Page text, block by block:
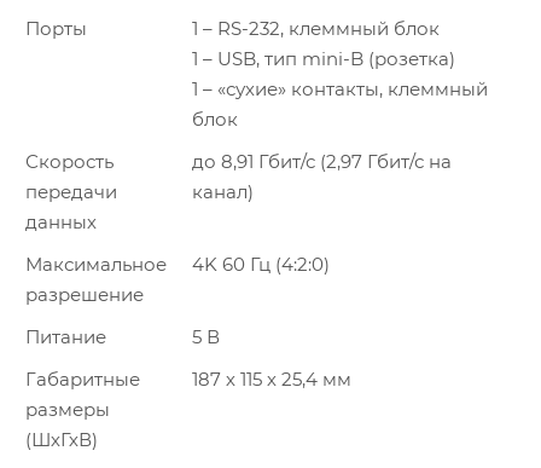
Порты
1 – RS-232, клеммный блок
1 – USB, тип mini-B (розетка)
1 – «сухие» контакты, клеммный
блок
Скорость
передачи
данных
до 8,91 Гбит/с (2,97 Гбит/с на
канал)
Максимальное
разрешение
4K 60 Гц (4:2:0)
Питание
5 В
Габаритные
размеры
(ШхГхВ)
187 х 115 х 25,4 мм